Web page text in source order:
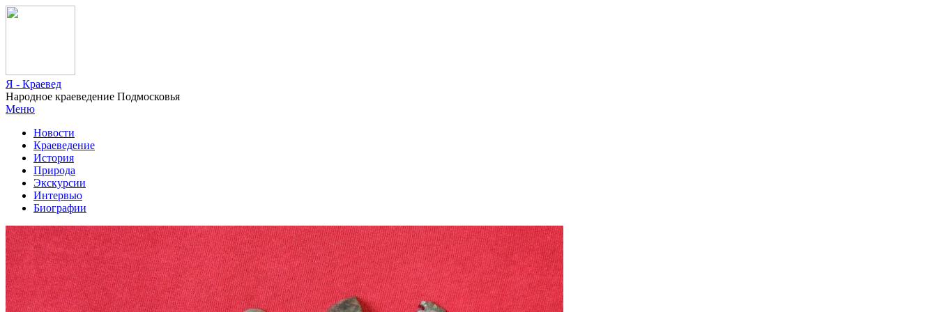
Я - Краевед
Народное краеведение Подмосковья
Меню
Новости
Краеведение
История
Природа
Экскурсии
Интервью
Биографии